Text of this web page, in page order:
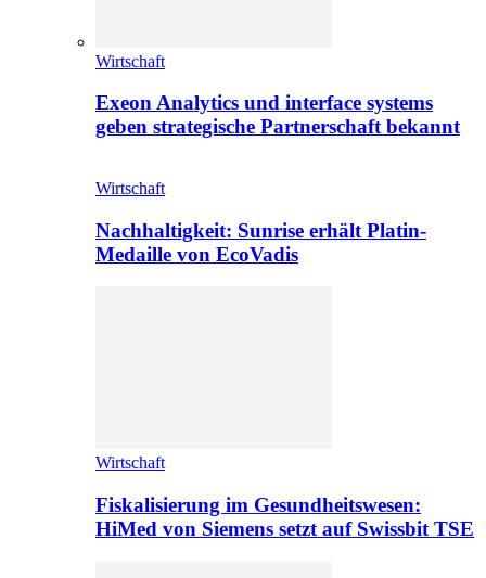
Wirtschaft
Exeon Analytics und interface systems
geben strategische Partnerschaft bekannt
Wirtschaft
Nachhaltigkeit: Sunrise erhält Platin-
Medaille von EcoVadis
Wirtschaft
Fiskalisierung im Gesundheitswesen:
HiMed von Siemens setzt auf Swissbit TSE